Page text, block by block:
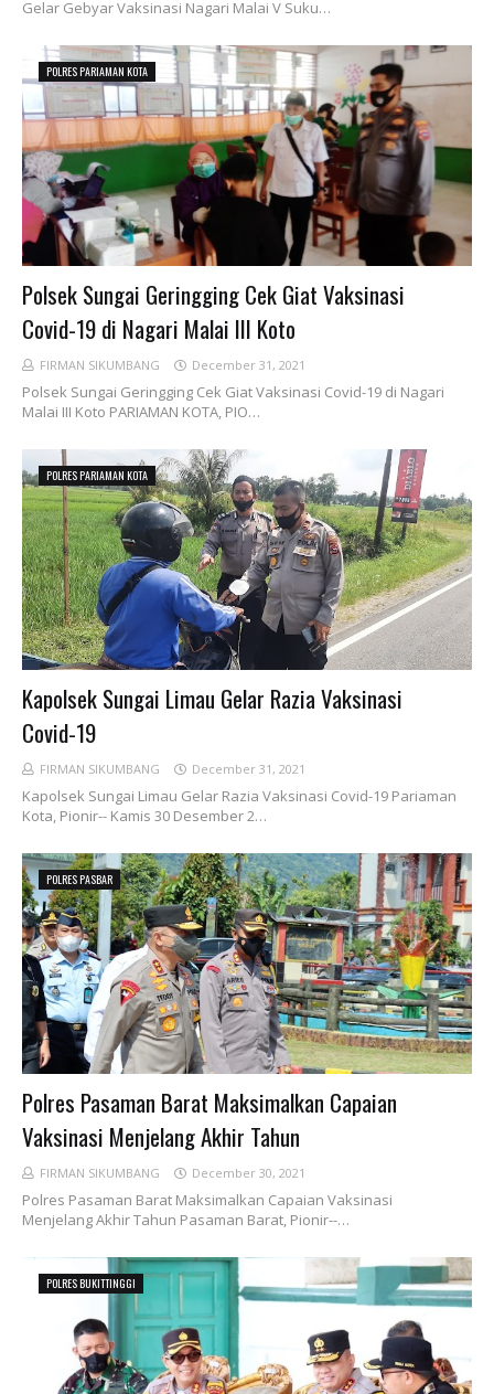
Gelar Gebyar Vaksinasi Nagari Malai V Suku…
POLRES PARIAMAN KOTA
Polsek Sungai Geringging Cek Giat Vaksinasi
Covid-19 di Nagari Malai III Koto
FIRMAN SIKUMBANG December 31, 2021
Polsek Sungai Geringging Cek Giat Vaksinasi Covid-19 di Nagari
Malai III Koto PARIAMAN KOTA, PIO…
POLRES PARIAMAN KOTA
Kapolsek Sungai Limau Gelar Razia Vaksinasi
Covid-19
FIRMAN SIKUMBANG December 31, 2021
Kapolsek Sungai Limau Gelar Razia Vaksinasi Covid-19 Pariaman
Kota, Pionir-- Kamis 30 Desember 2…
POLRES PASBAR
Polres Pasaman Barat Maksimalkan Capaian
Vaksinasi Menjelang Akhir Tahun
FIRMAN SIKUMBANG December 30, 2021
Polres Pasaman Barat Maksimalkan Capaian Vaksinasi
Menjelang Akhir Tahun Pasaman Barat, Pionir--…
POLRES BUKITTINGGI